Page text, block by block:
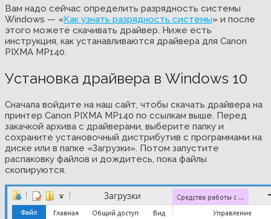
Вам надо сейчас определить разрядность системы
Windows — «Как узнать разрядность системы» и после
этого можете скачивать драйвер. Ниже есть
инструкция, как устанавливаются драйвера для Canon
PIXMA MP140.
Установка драйвера в Windows 10
Сначала войдите на наш сайт, чтобы скачать драйвера на
принтер Canon PIXMA MP140 по ссылкам выше. Перед
закачкой архива с драйверами, выберите папку и
сохраните установочный дистрибутив с программами на
диске или в папке «Загрузки». Потом запустите
распаковку файлов и дождитесь, пока файлы
скопируются.